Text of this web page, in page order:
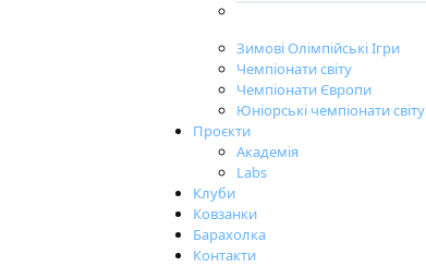
Зимові Олімпійські Ігри
Чемпіонати світу
Чемпіонати Європи
Юніорські чемпіонати світу
Проєкти
Академія
Labs
Клуби
Ковзанки
Барахолка
Контакти